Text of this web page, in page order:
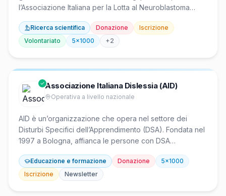
l’Associazione Italiana per la Lotta al Neuroblastoma
tumori solidi pediatrici. Sostiene progetti scientifici
attraverso il proprio laboratorio e collabora con reti
Genova.
Ricerca scientifica Donazione
Iscrizione
Volontariato
5x1000 +2
Associazione Italiana Dislessia (AID)
Operativa a livello nazionale
AID è un’organizzazione che opera nel settore dei
Disturbi Specifici dell’Apprendimento (DSA). Fondata nel
1997 a Bologna, affianca le persone con DSA
una HelpLine nazionale, la piattaforma LibroAID per testi
accessibili e attività di formazione e sensibilizzazione. È
Educazione e formazione Donazione
5x1000
Iscrizione
Newsletter